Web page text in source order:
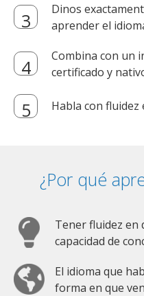
Dinos
aprender el
Combina con un
certificado y
Habla con fluidez
¿Por qué
Tener fluidez en
capacidad de
El idioma que
forma en que